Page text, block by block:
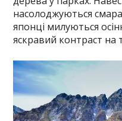
насолоджуються
японці милуються
яскравий контраст на